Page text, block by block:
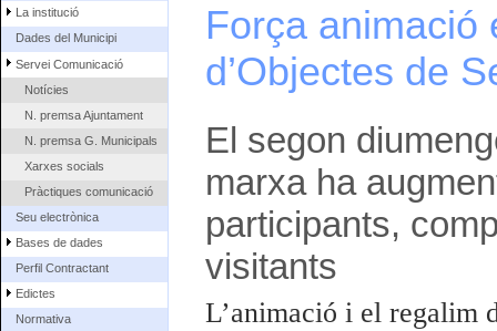
La institució
Dades del Municipi
Servei Comunicació
Notícies
N. premsa Ajuntament
N. premsa G. Municipals
Xarxes socials
Pràctiques comunicació
Seu electrònica
Bases de dades
Perfil Contractant
Edictes
Normativa
Força animació
d’Objectes de
El segon
marxa ha
participants,
visitants
L’animació i el regalim